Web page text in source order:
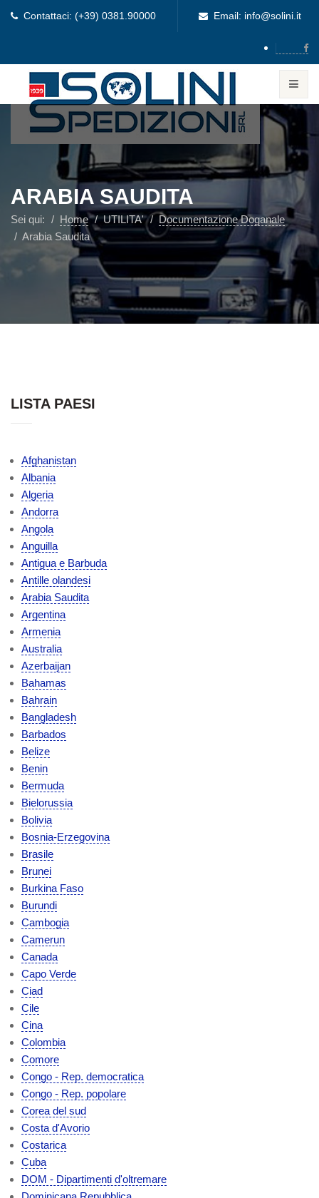
Contattaci: (+39) 0381.90000 Email: info@solini.it
ARABIA SAUDITA
Sei qui: Home UTILITA'
Documentazione Doganale
Arabia Saudita
LISTA PAESI
Afghanistan
Albania
Algeria
Andorra
Angola
Anguilla
Antigua e Barbuda
Antille olandesi
Arabia Saudita
Argentina
Armenia
Australia
Azerbaijan
Bahamas
Bahrain
Bangladesh
Barbados
Belize
Benin
Bermuda
Bielorussia
Bolivia
Bosnia-Erzegovina
Brasile
Brunei
Burkina Faso
Burundi
Cambogia
Camerun
Canada
Capo Verde
Ciad
Cile
Cina
Colombia
Comore
Congo - Rep. democratica
Congo - Rep. popolare
Corea del sud
Costa d'Avorio
Costarica
Cuba
DOM - Dipartimenti d'oltremare